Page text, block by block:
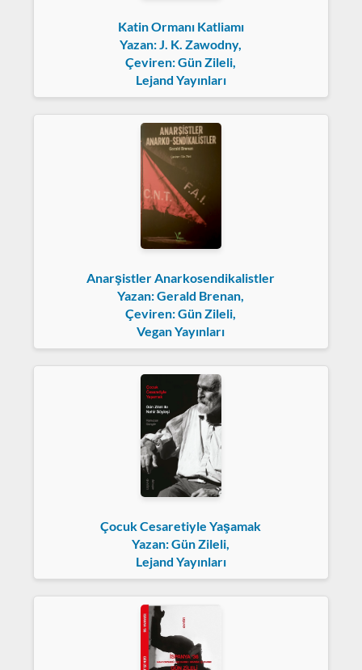
Katin Ormanı Katliamı
Yazan: J. K. Zawodny,
Çeviren: Gün Zileli,
Lejand Yayınları
Anarşistler Anarkosendikalistler
Yazan: Gerald Brenan,
Çeviren: Gün Zileli,
Vegan Yayınları
Çocuk Cesaretiyle Yaşamak
Yazan: Gün Zileli,
Lejand Yayınları